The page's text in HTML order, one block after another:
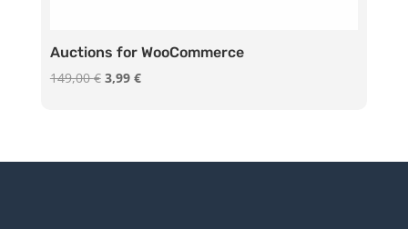
Auctions for WooCommerce
149,00€ El
149,00 €.
3,99 €El
3,99 €.